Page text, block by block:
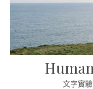
文字實